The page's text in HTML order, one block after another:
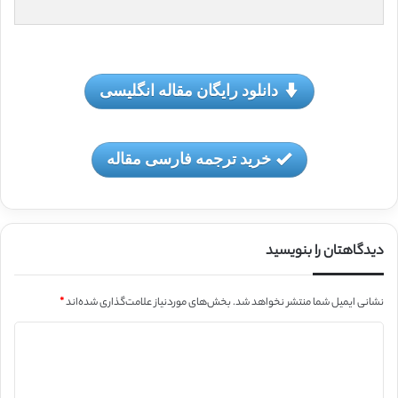
دانلود رایگان مقاله انگلیسی
خرید ترجمه فارسی مقاله
دیدگاهتان را بنویسید
نشانی ایمیل شما منتشر نخواهد شد.بخش‌های موردنیاز علامت‌گذاری شده‌اند*